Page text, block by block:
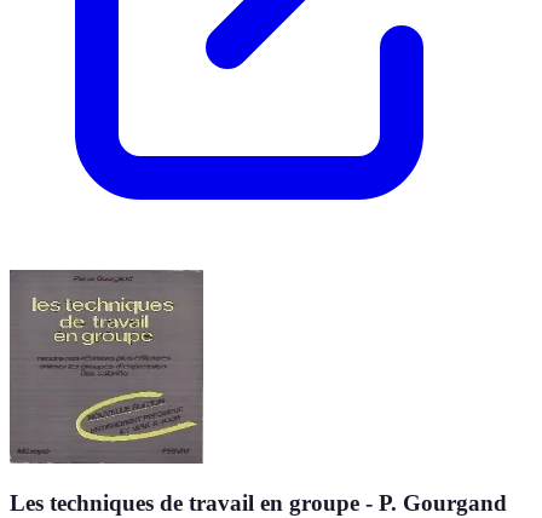
Les techniques de travail en groupe - P. Gourgand